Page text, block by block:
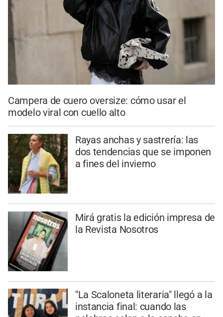
Campera de cuero oversize: cómo usar el
modelo viral con cuello alto
Rayas anchas y sastrería: las
dos tendencias que se imponen
a fines del invierno
Mirá gratis la edición impresa de
la Revista Nosotros
"La Scaloneta literaria" llegó a la
instancia final: cuando las